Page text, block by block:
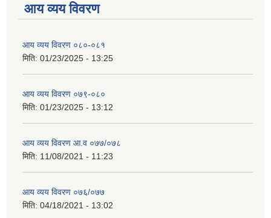
आय व्यय विवरण
आय व्यय विवरण ०८०-०८१
मिति: 01/23/2025 - 13:25
आय व्यय विवरण ०७९-०८०
मिति: 01/23/2025 - 13:12
आय व्यय विवरण आ.व ०७७/०७८
मिति: 11/08/2021 - 11:23
आय व्यय विवरण ०७६/०७७
मिति: 04/18/2021 - 13:02